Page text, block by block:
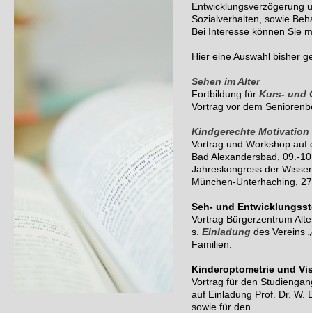
Entwicklungsverzögerung
Sozialverhalten, sowie
Bei Interesse können Sie
Hier eine Auswahl bisher
Sehen im Alter
Fortbildung fürKurs- und
Vortrag vor dem
Kindgerechte
Vortrag und Workshop
Bad Alexandersbad, 09.-
Jahreskongress der
München-Unterhaching,
Seh- und
Vortrag Bürgerzentrum
s.Einladungdes Vereins „
Familien.
Kinderoptometrie und
Vortrag für den
auf Einladung Prof. Dr. W.
sowie für den